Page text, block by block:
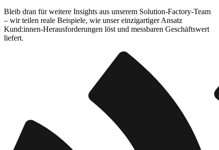
Bleib dran für weitere Insights aus unserem Solution-Factory-Team
– wir teilen reale Beispiele, wie unser einzigartiger Ansatz
Kund:innen-Herausforderungen löst und messbaren Geschäftswert
liefert.